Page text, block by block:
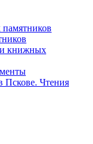
и книжных
Пскове. Чтения